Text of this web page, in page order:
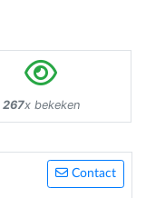
267x bekeken
Contact